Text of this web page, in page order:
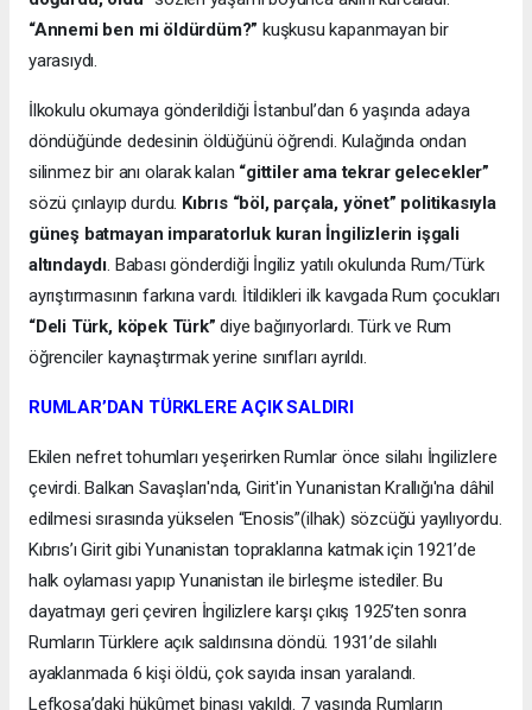
“Annemi ben mi öldürdüm?”kuşkusu kapanmayan bir
yarasıydı.
İlkokulu okumaya gönderildiği İstanbul’dan 6 yaşında adaya
döndüğünde dedesinin öldüğünü öğrendi. Kulağında ondan
silinmez bir anı olarak kalan “gittiler ama tekrar gelecekler”
sözü çınlayıp durdu. Kıbrıs “böl, parçala, yönet” politikasıyla
güneş batmayan imparatorluk kuran İngilizlerin işgali
altındaydı. Babası gönderdiği İngiliz yatılı okulunda Rum/Türk
ayrıştırmasının farkına vardı. İtildikleri ilk kavgada Rum çocukları
“Deli Türk, köpek Türk” diye bağırıyorlardı. Türk ve Rum
öğrenciler kaynaştırmak yerine sınıfları ayrıldı.
RUMLAR’DAN TÜRKLERE AÇIK SALDIRI
Ekilen nefret tohumları yeşerirken Rumlar önce silahı İngilizlere
çevirdi. Balkan Savaşları'nda, Girit'in Yunanistan Krallığı'na dâhil
edilmesi sırasında yükselen “Enosis”(ilhak) sözcüğü yayılıyordu.
Kıbrıs’ı Girit gibi Yunanistan topraklarına katmak için 1921’de
halk oylaması yapıp Yunanistan ile birleşme istediler. Bu
dayatmayı geri çeviren İngilizlere karşı çıkış 1925’ten sonra
Rumların Türklere açık saldırısına döndü. 1931’de silahlı
ayaklanmada 6 kişi öldü, çok sayıda insan yaralandı.
Lefkoşa’daki hükûmet binası yakıldı. 7 yaşında Rumların